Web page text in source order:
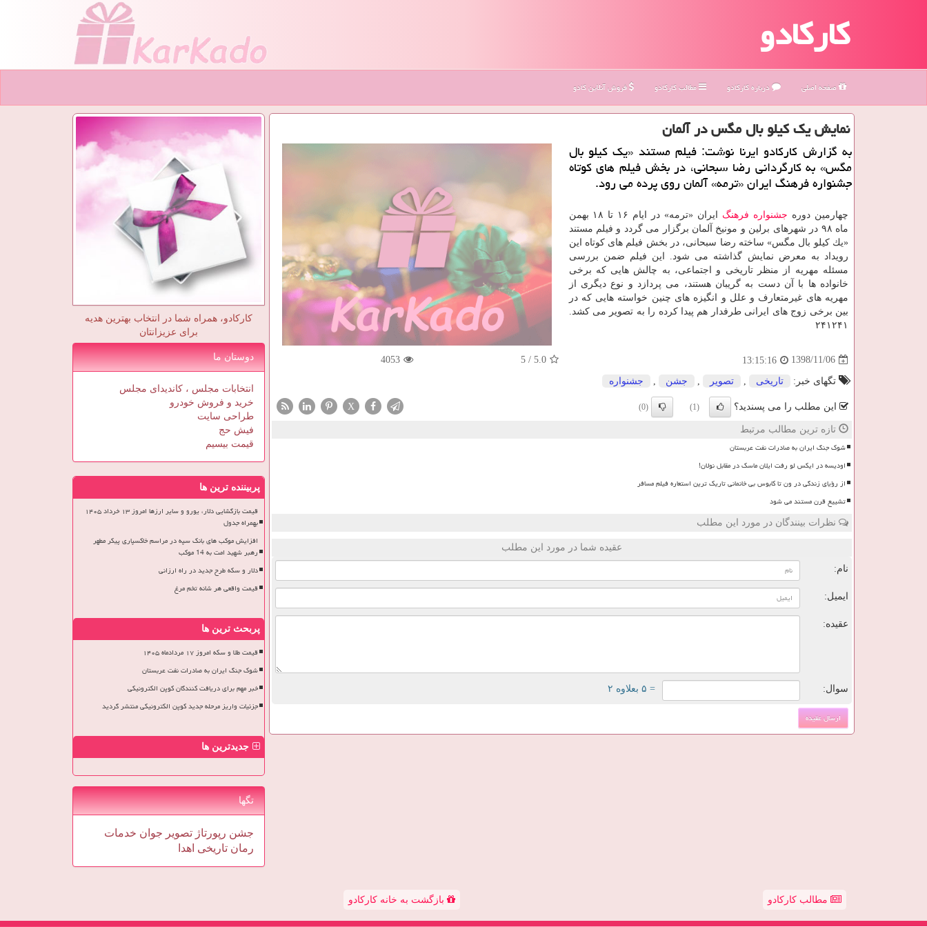
کارکادو
صفحه اصلی درباره كاركادو مطالب كاركادو فروش آنلاین کادو
نمایش یك كیلو بال مگس در آلمان
به گزارش كاركادو ایرنا نوشت: فیلم مستند «یك كیلو بال
مگس» به كارگردانی رضا سبحانی، در بخش فیلم های كوتاه
جشنواره فرهنگ ایران «ترمه» آلمان روی پرده می رود.
چهارمین دوره جشنواره فرهنگ
ایران «ترمه» در ایام ۱۶ تا ۱۸ بهمن
ماه ۹۸ در شهرهای برلین و مونیخ آلمان برگزار می گردد و فیلم مستند
«یك كیلو بال مگس» ساخته رضا سبحانی، در بخش فیلم های كوتاه این
رویداد به معرض نمایش گذاشته می شود. این فیلم ضمن بررسی
مسئله مهریه از منظر تاریخی و اجتماعی، به چالش هایی كه برخی
خانواده ها با آن دست به گریبان هستند، می پردازد و نوع دیگری از
مهریه های غیرمتعارف و علل و انگیزه های چنین خواسته هایی كه در
بین برخی زوج های ایرانی طرفدار هم پیدا كرده را به تصویر می كشد.
۲۴۱۲۴۱
1398/11/06
13:15:16
5.0
/
5
4053
تگهای خبر: تاریخی تصویر جشن جشنواره
این مطلب را می پسندید؟ (1)
(0)
X
تازه ترین مطالب مرتبط
شوک جنگ ایران به صادرات نفت عربستان
اودیسه در ایکس لو رفت ایلان ماسک در مقابل نولان!
از رؤیای زندگی در ون تا کابوس بی خانمانی تاریک ترین استعاره فیلم مسافر
تشییع قرن مستند می شود
نظرات بینندگان در مورد این مطلب
عقیده شما در مورد این مطلب
نام:
ایمیل:
عقیده:
سوال: = ۵ بعلاوه ۲
کارکادو، همراه شما در انتخاب بهترین هدیه
برای عزیزانتان
دوستان ما
انتخابات مجلس ، کاندیدای مجلس
خرید و فروش خودرو
طراحی سایت
فیش حج
قیمت بیسیم
پربیننده ترین ها
قیمت بازگشایی دلار، یورو و سایر ارزها امروز ۱۳ خرداد ۱۴۰۵
بهمراه جدول
افزایش موکب های بانک سپه در مراسم خاکسپاری پیکر مطهر
رهبر شهید امت به 14 موکب
دلار و سکه طرح جدید در راه ارزانی
قیمت واقعی هر شانه تخم مرغ
پربحث ترین ها
قیمت طلا و سکه امروز ۱۷ مردادماه ۱۴۰۵
شوک جنگ ایران به صادرات نفت عربستان
خبر مهم برای دریافت کنندگان کوپن الکترونیکی
جزئیات واریز مرحله جدید کوپن الکترونیکی منتشر گردید
جدیدترین ها
تگها
جشن رپورتاژ تصویر جوان خدمات
رمان تاریخی اهدا
مطالب کارکادو بازگشت به خانه کارکادو